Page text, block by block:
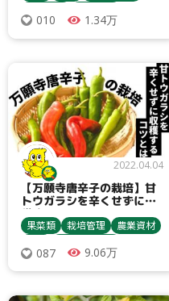
うどんこ病
アブラムシ類
複合肥料
防虫ネット
010 1.34万
2022.04.04
【万願寺唐辛子の栽培】甘
トウガラシを辛くせずに収
穫するコツとは
果菜類 栽培管理
農業資材
収穫・貯蔵
病気
除草
ピーマン・唐辛子
寒冷紗
アブラムシ類
087 9.06万